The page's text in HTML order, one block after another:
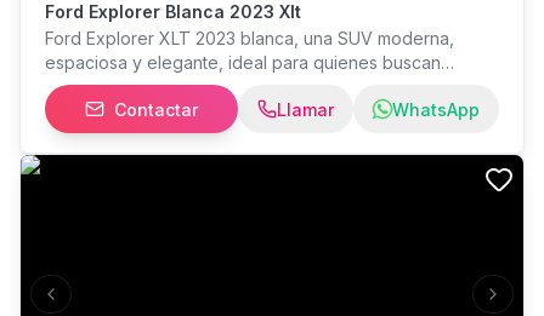
Ford Explorer Blanca 2023 Xlt
Ford Explorer XLT 2023 blanca, una SUV moderna,
espaciosa y elegante, ideal para quienes buscan
comodidad, potencia y tecnología en un solo vehículo.
Cuenta con excelente desempeño, amplio espacio
interior para toda la familia y un diseño imponente que
no pasa desapercibido. ¡Lista para disfrutarla desde el
Contactar Llamar WhatsApp
Previous slide Next